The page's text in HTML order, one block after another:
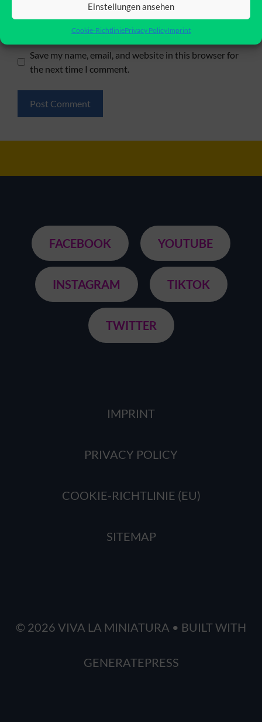
Einstellungen ansehen
Cookie-RichtliniePrivacy PolicyImprint
Website
Save my name, email, and website in this browser for
the next time I comment.
FACEBOOK YOUTUBE
INSTAGRAM TIKTOK
TWITTER
IMPRINT
PRIVACY POLICY
COOKIE-RICHTLINIE (EU)
SITEMAP
© 2026 VIVA LA MINIATURA • BUILT WITH
GENERATEPRESS